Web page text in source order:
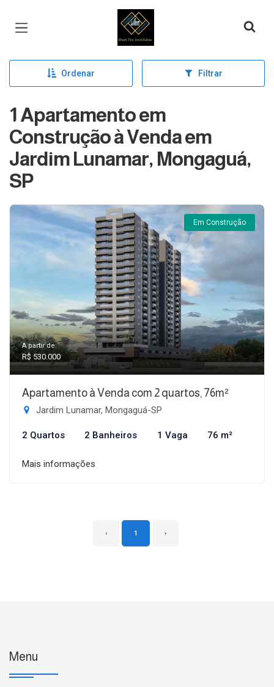
Página inicial
Ordenar Filtrar
1 Apartamento em
Construção à Venda em
Jardim Lunamar, Mongaguá,
SP
Em Construção
A partir de:
R$ 530.000
Apartamento à Venda com 2 quartos, 76m²
Jardim Lunamar, Mongaguá-SP
2 Quartos 2 Banheiros 1 Vaga 76 m²
Mais informações
‹ 1 ›
Menu